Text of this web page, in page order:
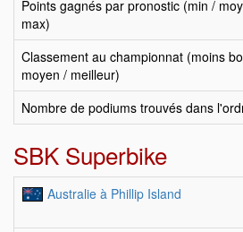
Points gagnés par pronostic (min /
max)
Classement au championnat (moins
moyen / meilleur)
Nombre de podiums trouvés dans
SBK Superbike
Australie à Phillip Island